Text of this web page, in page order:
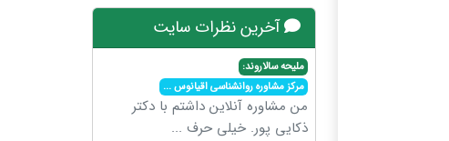
آخرین نظرات سایت
ملیحه سالاروند:
مرکز مشاوره روانشناسی اقیانوس...
من مشاوره آنلاین داشتم با دکتر
ذکایی پور. خیلی حرف ...